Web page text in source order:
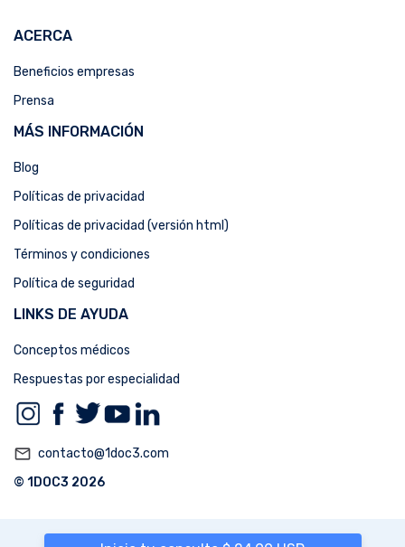
ACERCA
Beneficios empresas
Prensa
MÁS INFORMACIÓN
Blog
Políticas de privacidad
Políticas de privacidad (versión html)
Términos y condiciones
Política de seguridad
LINKS DE AYUDA
Conceptos médicos
Respuestas por especialidad
mail_outline contacto@1doc3.com
© 1DOC3 2026